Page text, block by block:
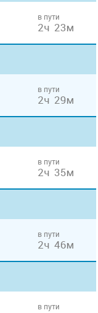
в пути
2ч 23м
в пути
2ч 29м
в пути
2ч 35м
в пути
2ч 46м
в пути